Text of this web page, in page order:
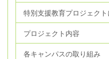
特別支援教育プロジェクト
プロジェクト内容
各キャンパスの取り組み